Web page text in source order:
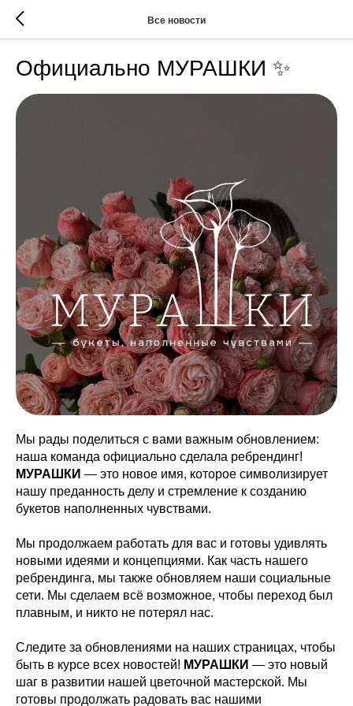
Все новости
Официально МУРАШКИ ✨
Мы рады поделиться с вами важным обновлением:
наша команда официально сделала ребрендинг!
МУРАШКИ — это новое имя, которое символизирует
нашу преданность делу и стремление к созданию
букетов наполненных чувствами.
Мы продолжаем работать для вас и готовы удивлять
новыми идеями и концепциями. Как часть нашего
ребрендинга, мы также обновляем наши социальные
сети. Мы сделаем всё возможное, чтобы переход был
плавным, и никто не потерял нас.
Следите за обновлениями на наших страницах, чтобы
быть в курсе всех новостей! МУРАШКИ — это новый
шаг в развитии нашей цветочной мастерской. Мы
готовы продолжать радовать вас нашими